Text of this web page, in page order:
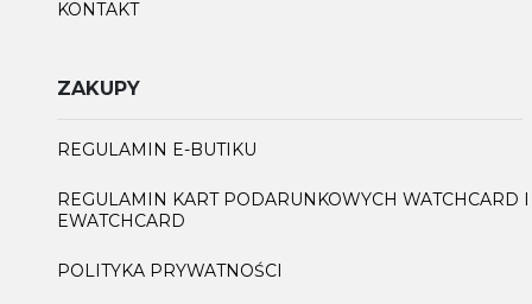
KONTAKT
ZAKUPY
REGULAMIN E-BUTIKU
REGULAMIN KART PODARUNKOWYCH WATCHCARD I
EWATCHCARD
POLITYKA PRYWATNOŚCI